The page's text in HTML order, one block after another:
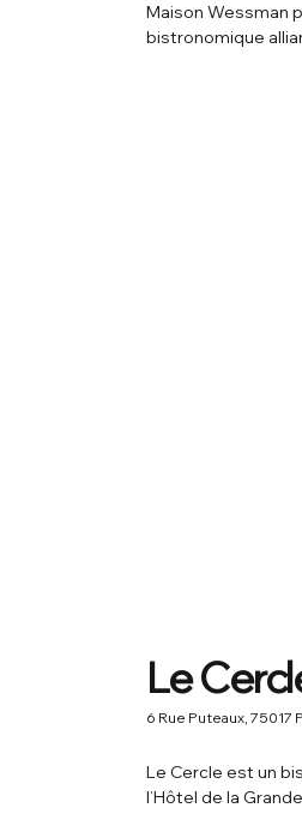
Maison Wessman
bistronomique
Le
6 Rue Puteaux, 75017
Le Cercle est un
l’Hôtel de la